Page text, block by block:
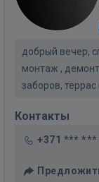
добрый вечер,
монтаж ,
заборов, террас
Контакты
+371 *** ***